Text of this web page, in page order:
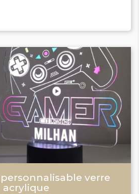
verre
acrylique